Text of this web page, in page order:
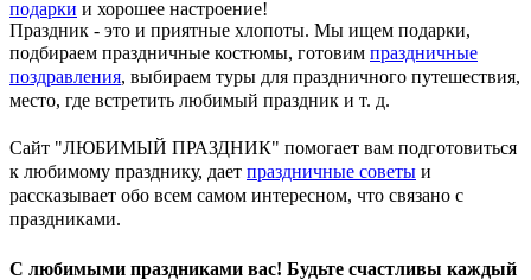
подарки и хорошее настроение!
Праздник - это и приятные хлопоты. Мы ищем подарки,
подбираем праздничные костюмы, готовим праздничные
поздравления, выбираем туры для праздничного путешествия,
место, где встретить любимый праздник и т. д.
Сайт "ЛЮБИМЫЙ ПРАЗДНИК" помогает вам подготовиться
к любимому празднику, дает праздничные советы и
рассказывает обо всем самом интересном, что связано с
праздниками.
С любимыми праздниками вас! Будьте счастливы каждый